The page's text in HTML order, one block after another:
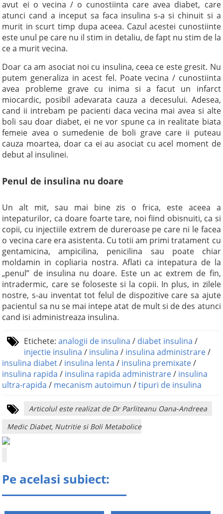
avut ei o vecina / o cunostiinta care avea diabet, care
atunci cand a inceput sa faca insulina s-a si chinuit si a
murit in scurt timp dupa aceea. Cazul acestei cunostiinte
este unul pe care nu il stim in detaliu, de fapt nu stim de la
ce a murit vecina.
Doar ca am asociat noi cu insulina, ceea ce este gresit. Nu
putem generaliza in acest fel. Poate vecina / cunostiinta
avea probleme grave cu inima si a facut un infarct
miocardic, posibil adevarata cauza a decesului. Adesea,
cand ii intrebam pe pacienti daca vecina mai avea si alte
boli sau doar diabet, ei ne vor spune ca in realitate biata
femeie avea o sumedenie de boli grave care ii puteau
cauza moartea, doar ca ei au asociat cu acel moment de
debut al insulinei.
Penul de insulina nu doare
Un alt mit, sau mai bine zis o frica, este aceea a
intepaturilor, ca doare foarte tare, noi fiind obisnuiti, ca si
copii, cu injectiile extrem de dureroase pe care ni le facea
o vecina care era asistenta. Cu totii am primi tratament cu
gentamicina, ampicilina, penicilina sau poate chiar
moldamin in copliaria nostra. Aflati ca intepatura de la
„penul” de insulina nu doare. Este un ac extrem de fin,
intradermic, care se foloseste si la copii. In plus, in zilele
nostre, s-au inventat tot felul de dispozitive care sa ajute
pacientul sa nu se mai intepe atat de mult si de des atunci
cand isi administreaza insulina.
Etichete:analogii de insulina / diabet insulina /
injectie insulina / insulina / insulina administrare/
insulina diabet/ insulina lenta / insulina premixate/
insulina rapida / insulina rapida administrare/ insulina
ultra-rapida / mecanism autoimun /tipuri de insulina
Articolul este realizat de Dr Parliteanu Oana-Andreea
Medic Diabet, Nutritie si Boli Metabolice
Pe acelasi subiect: